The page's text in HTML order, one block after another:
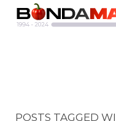
POSTS TAGGED